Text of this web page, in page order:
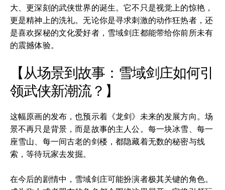
大、更深刻的武侠世界的诞生。它不只是视觉上的惊艳，
更是精神上的洗礼。无论你是寻求刺激的动作狂热者，还
是喜欢探秘的文化爱好者，雪域剑庄都能带给你前所未有
的震撼体验。
【从场景到故事：雪域剑庄如何引
领武侠新潮流？】
这幅原画的发布，也预示着《龙剑》未来的发展方向。场
景不再只是背景，而是故事的主人公。每一块冰雪、每一
座雪山、每一间古老的剑楼，都隐藏着无数的秘密与线
索，等待玩家去发掘。
在今后的剧情中，雪域剑庄可能扮演者极其关键的角色。